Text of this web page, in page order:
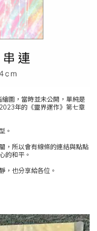
圖，當時並未公開，單純是
年的《靈界運作》第七章
。
，所以會有線條的連結與點點
的和平。
，也分享給各位。